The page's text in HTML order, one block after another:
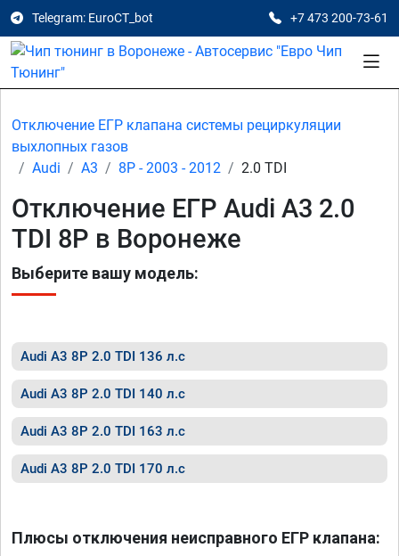
Telegram: EuroCT_bot +7 473 200-73-61
Отключение ЕГР клапана системы рециркуляции
выхлопных газов
Audi
A3 8P - 2003 - 2012 2.0 TDI
Отключение ЕГР Audi A3 2.0
TDI 8P в Воронеже
Выберите вашу модель:
Audi A3 8P 2.0 TDI 136 л.с
Audi A3 8P 2.0 TDI 140 л.с
Audi A3 8P 2.0 TDI 163 л.с
Audi A3 8P 2.0 TDI 170 л.с
Плюсы отключения неисправного ЕГР клапана: